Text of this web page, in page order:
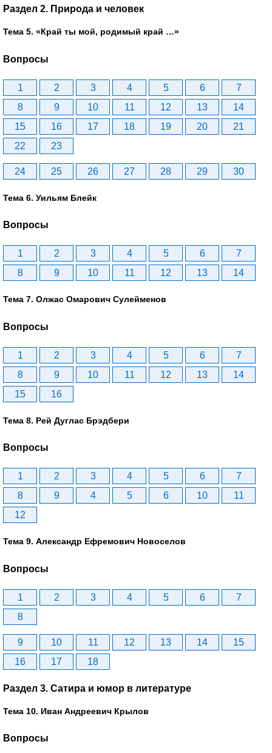
Раздел 2. Природа и человек
Тема 5. «Край ты мой, родимый край …»
Вопросы
1 2 3 4 5 6
7
8
9 10 11 12 13
14
15
16 17 18 19 20
21
22
23
24 25 26 27 28 29 30
Тема 6. Уильям Блейк
Вопросы
1 2 3 4 5 6
7
8
9 10 11 12 13 14
Тема 7. Олжас Омарович Сулейменов
Вопросы
1 2 3 4 5 6
7
8
9 10 11 12 13
14
15
16
Тема 8. Рей Дуглас Брэдбери
Вопросы
1 2 3 4 5 6
7
8
9 4 5 6 10
11
12
Тема 9. Александр Ефремович Новоселов
Вопросы
1 2 3 4 5 6
7
8
9 10 11 12 13 14
15
16
17 18
Раздел 3. Сатира и юмор в литературе
Тема 10. Иван Андреевич Крылов
Вопросы